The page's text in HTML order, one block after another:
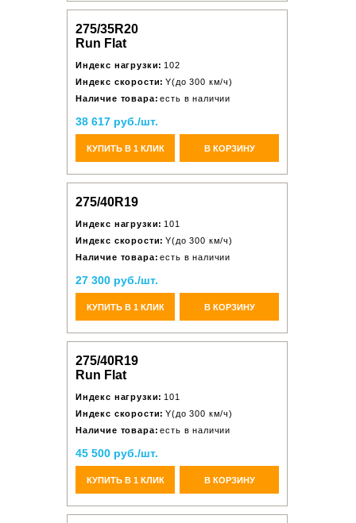
275/35R20
Run Flat
Индекс нагрузки: 102
Индекс скорости: Y(до 300 км/ч)
Наличие товара: есть в наличии
38 617 руб./шт.
КУПИТЬ В 1 КЛИК В КОРЗИНУ
275/40R19
Индекс нагрузки: 101
Индекс скорости: Y(до 300 км/ч)
Наличие товара: есть в наличии
27 300 руб./шт.
КУПИТЬ В 1 КЛИК В КОРЗИНУ
275/40R19
Run Flat
Индекс нагрузки: 101
Индекс скорости: Y(до 300 км/ч)
Наличие товара: есть в наличии
45 500 руб./шт.
КУПИТЬ В 1 КЛИК В КОРЗИНУ